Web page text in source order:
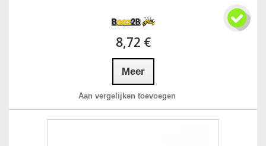
8,72 €
Meer
Aan vergelijken toevoegen